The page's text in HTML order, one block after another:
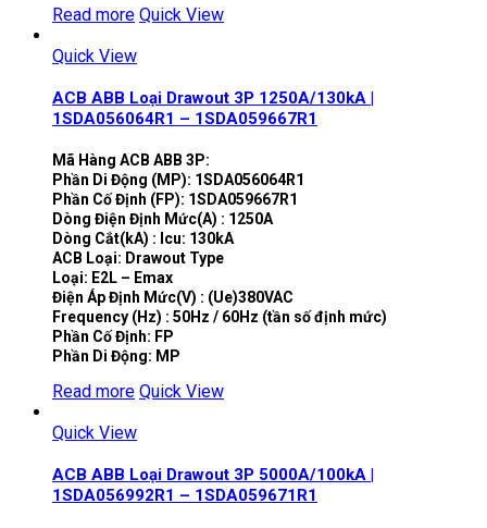
Read more Quick View
Quick View
ACB ABB Loại Drawout 3P 1250A/130kA |
1SDA056064R1 – 1SDA059667R1
Mã Hàng ACB ABB 3P:
Phần Di Động (MP): 1SDA056064R1
Phần Cố Định (FP): 1SDA059667R1
Dòng Điện Định Mức(A) : 1250A
Dòng Cắt(kA) : Icu: 130kA
ACB Loại: Drawout Type
Loại: E2L – Emax
Điện Áp Định Mức(V) : (Ue)380VAC
Frequency (Hz) : 50Hz / 60Hz (tần số định mức)
Phần Cố Định: FP
Phần Di Động: MP
Read more Quick View
Quick View
ACB ABB Loại Drawout 3P 5000A/100kA |
1SDA056992R1 – 1SDA059671R1